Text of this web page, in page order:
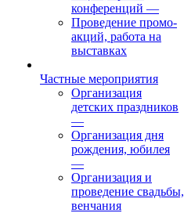
конференций —
Проведение промо-
акций, работа на
выставках
Частные мероприятия
Организация
детских праздников
—
Организация дня
рождения, юбилея
—
Организация и
проведение свадьбы,
венчания